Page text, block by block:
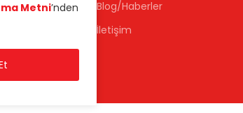
Blog/Haberler
İletişim
Metni’nden